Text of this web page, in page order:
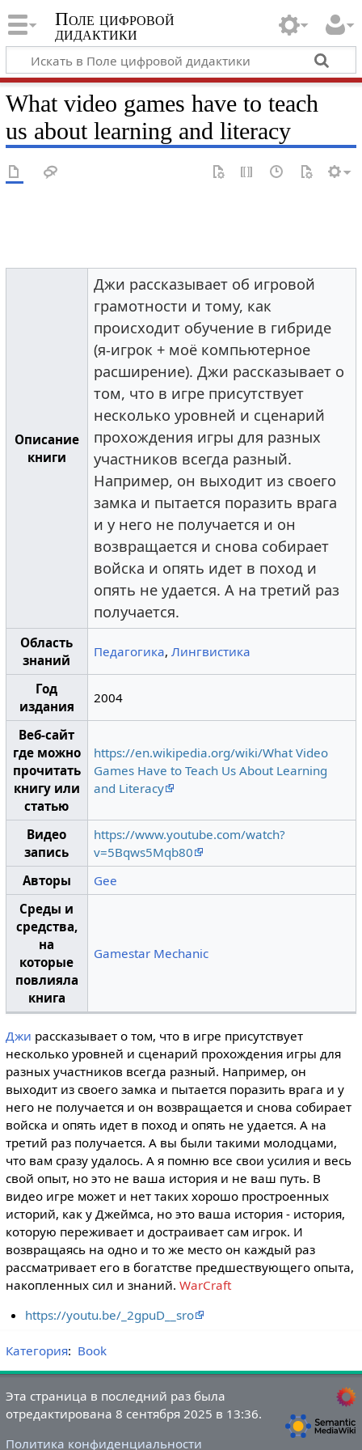
Поле цифровой
дидактики
What video games have to teach
us about learning and literacy
Описание
книги
Джи рассказывает об игровой
грамотности и тому, как
происходит обучение в гибриде
(я-игрок + моё компьютерное
расширение). Джи рассказывает о
том, что в игре присутствует
несколько уровней и сценарий
прохождения игры для разных
участников всегда разный.
Например, он выходит из своего
замка и пытается поразить врага
и у него не получается и он
возвращается и снова собирает
войска и опять идет в поход и
опять не удается. А на третий раз
получается.
Область
знаний
Педагогика,Лингвистика
Год
издания
2004
Веб-сайт
где можно
прочитать
книгу или
статью
https://en.wikipedia.org/wiki/What Video
Games Have to Teach Us About Learning
and Literacy
Видео
запись
https://www.youtube.com/watch?
v=5Bqws5Mqb80
Авторы
Gee
Среды и
средства,
на
которые
повлияла
книга
Gamestar Mechanic
Джи рассказывает о том, что в игре присутствует
несколько уровней и сценарий прохождения игры для
разных участников всегда разный. Например, он
выходит из своего замка и пытается поразить врага и у
него не получается и он возвращается и снова собирает
войска и опять идет в поход и опять не удается. А на
третий раз получается. А вы были такими молодцами,
что вам сразу удалось. А я помню все свои усилия и весь
свой опыт, но это не ваша история и не ваш путь. В
видео игре может и нет таких хорошо простроенных
историй, как у Джеймса, но это ваша история - история,
которую переживает и достраивает сам игрок. И
возвращаясь на одно и то же место он каждый раз
рассматривает его в богатстве предшествующего опыта,
накопленных сил и знаний. WarCraft
https://youtu.be/_2gpuD__sro
Категория: Book
Эта страница в последний раз была
отредактирована 8 сентября 2025 в 13:36.
Политика конфиденциальности